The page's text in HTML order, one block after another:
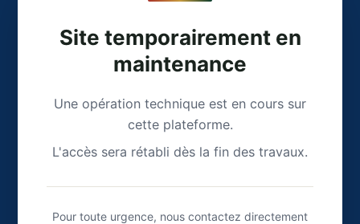
Site temporairement en
maintenance
Une opération technique est en cours sur
cette plateforme.
L'accès sera rétabli dès la fin des travaux.
Pour toute urgence, nous contactez directement